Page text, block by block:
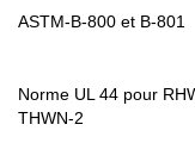
ASTM-B-800 et B-801
Norme UL 44 pour
THWN-2